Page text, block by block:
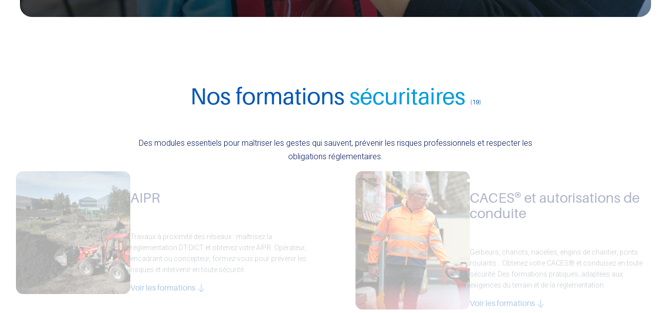
Nos formations sécuritaires (19)
Des modules essentiels pour maîtriser les gestes qui sauvent, prévenir les risques professionnels et respecter les
obligations réglementaires.
AIPR
Travaux à proximité des réseaux : maîtrisez la
réglementation DT-DICT et obtenez votre AIPR. Opérateur,
encadrant ou concepteur, formez-vous pour prévenir les
risques et intervenir en toute sécurité.
Voir les formations
CACES® et autorisations de
conduite
Gerbeurs, chariots, nacelles, engins de chantier, ponts
roulants… Obtenez votre CACES® et conduisez en toute
sécurité. Des formations pratiques, adaptées aux
exigences du terrain et de la réglementation.
Voir les formations